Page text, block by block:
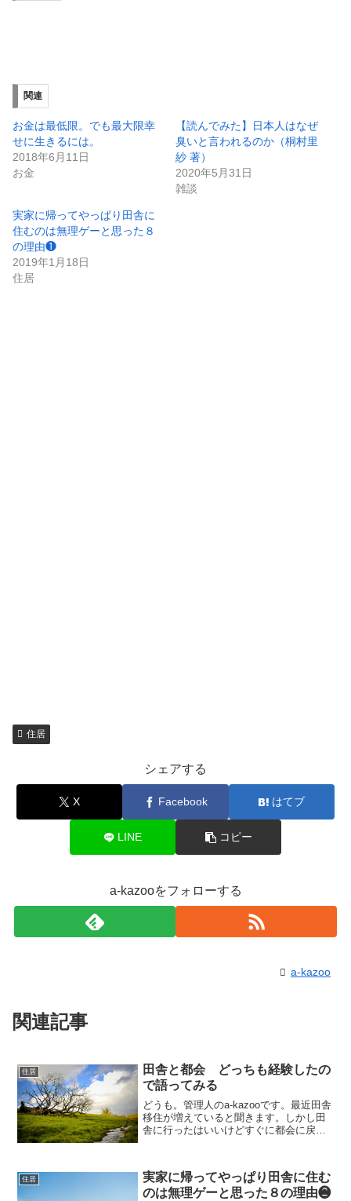
関連
お金は最低限。でも最大限幸
せに生きるには。
2018年6月11日
お金
【読んでみた】日本人はなぜ
臭いと言われるのか（桐村里
紗 著）
2020年5月31日
雑談
実家に帰ってやっぱり田舎に
住むのは無理ゲーと思った８
の理由❶
2019年1月18日
住居
住居
シェアする
X Facebook はてブ
LINE コピー
a-kazooをフォローする
a-kazoo
関連記事
住居
田舎と都会 どっちも経験したの
で語ってみる
どうも。管理人のa-kazooです。最近田舎
移住が増えていると聞きます。しかし田
舎に行ったはいいけどすぐに都会に戻っ
に出て１０年近く経過していますが、未
だに馴染めません...
住居
実家に帰ってやっぱり田舎に住む
のは無理ゲーと思った８の理由❷